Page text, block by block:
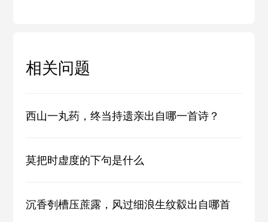
相关问题
西山一丸药，终当持遗亲出自哪一首诗？
莫把时虚度的下句是什么
沉香刳槽压蔗露，风过细浪生纹縠出自哪首